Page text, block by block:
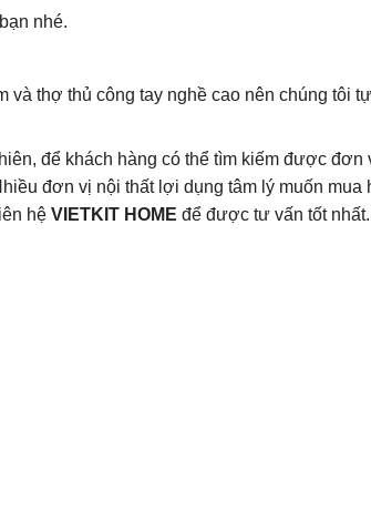
bạn nhé.
thợ thủ công tay nghề cao nên chúng tôi
để khách hàng có thể tìm kiếm được đơn
đơn vị nội thất lợi dụng tâm lý muốn mua
hệ VIETKIT HOME để được tư vấn tốt nhất.